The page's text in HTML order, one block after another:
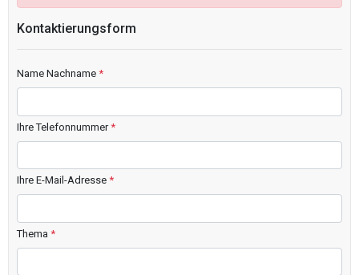
Kontaktierungsform
Name Nachname *
Ihre Telefonnummer*
Ihre E-Mail-Adresse *
Thema *